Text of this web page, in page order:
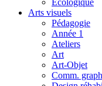
Écologique
Arts visuels
Pédagogie
Année 1
Ateliers
Art
Art-Objet
Comm.